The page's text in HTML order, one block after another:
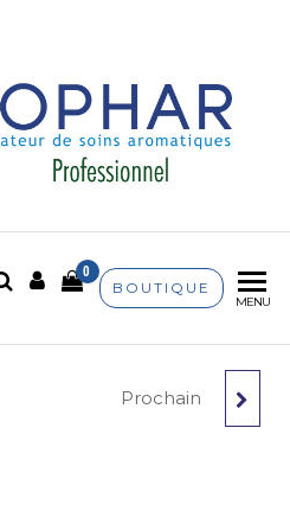
aromatiques
BOUTIQUE
0
MENU
MENTHE DESProchain